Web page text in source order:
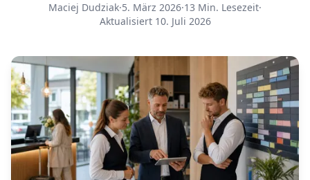
Maciej Dudziak·5. März 2026·13 Min. Lesezeit·
Aktualisiert 10. Juli 2026